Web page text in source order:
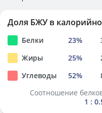
Доля БЖУ в
Белки 23%
Жиры
25%
Углеводы
52%
Соотношение
1 :